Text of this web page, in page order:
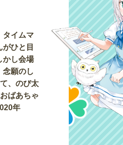
タイムマ
ひと目
かし会場
念願のし
、のび太
ばあちゃ
年